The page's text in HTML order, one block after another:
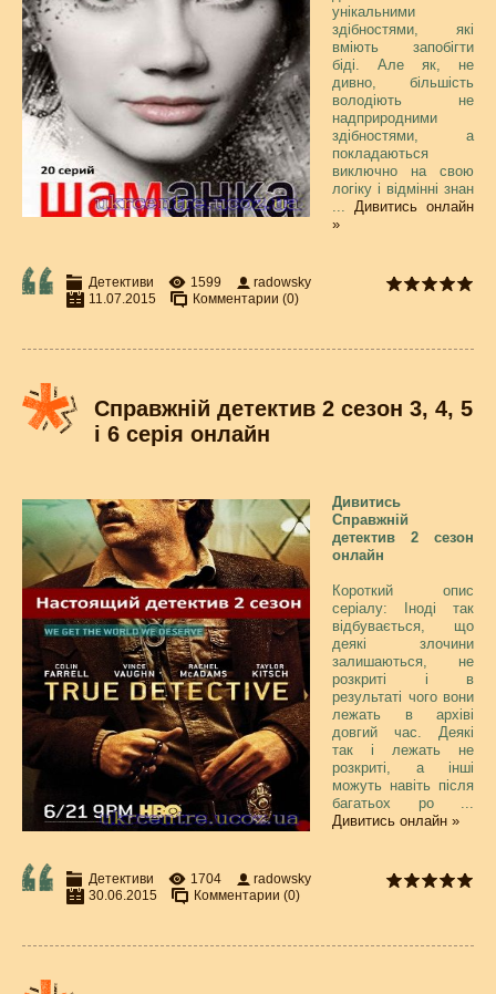
унікальними
здібностями, які
вміють запобігти
біді. Але як, не
дивно, більшість
володіють не
надприродними
здібностями, а
покладаються
виключно на свою
логіку і відмінні знан
... Дивитись онлайн
»
Детективи 1599
radowsky
11.07.2015
Комментарии (0)
Справжній детектив 2 сезон 3, 4, 5
і 6 серія онлайн
Дивитись
Справжній
детектив 2 сезон
онлайн
Короткий опис
серіалу: Іноді так
відбувається, що
деякі злочини
залишаються, не
розкриті і в
результаті чого вони
лежать в архіві
довгий час. Деякі
так і лежать не
розкриті, а інші
можуть навіть після
багатьох ро ...
Дивитись онлайн »
Детективи 1704
radowsky
30.06.2015
Комментарии (0)